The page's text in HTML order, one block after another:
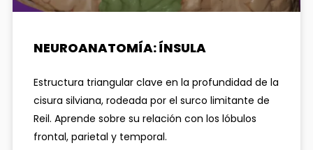
NEUROANATOMÍA: ÍNSULA
Estructura triangular clave en la profundidad de la
cisura silviana, rodeada por el surco limitante de
Reil. Aprende sobre su relación con los lóbulos
frontal, parietal y temporal.